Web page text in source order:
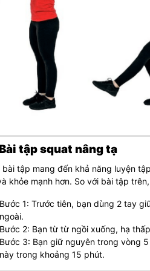
tập squat nâng tạ
tập mang đến khả năng luyện
khỏe mạnh hơn. So với bài tập trên,
Bước 1: Trước tiên, bạn dùng 2 tay
ngoài.
Bước 2: Bạn từ từ ngồi xuống, hạ
Bước 3: Bạn giữ nguyên trong vòng
này trong khoảng 15 phút.